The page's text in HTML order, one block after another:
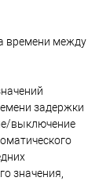
времени между
задержки
выключение
значения,